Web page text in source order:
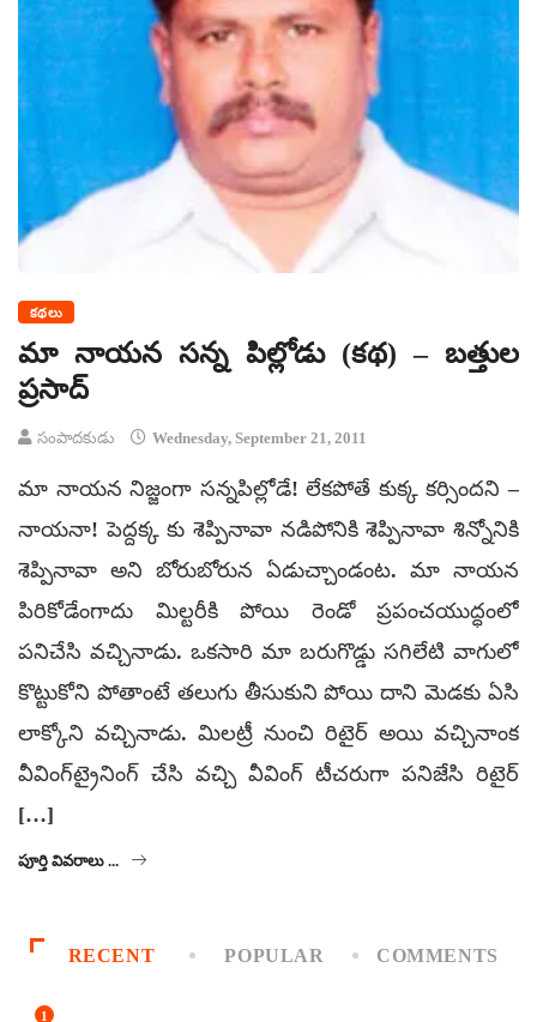
కథలు
మా నాయన సన్న పిల్లోడు (కథ) – బత్తుల
ప్రసాద్
సంపాదకుడు Wednesday, September 21, 2011
మా నాయన నిజ్జంగా సన్నపిల్లోడే! లేకపోతే కుక్క కర్సిందని –
నాయనా! పెద్దక్క కు శెప్పినావా నడిపోనికి శెప్పినావా శిన్నోనికి
శెప్పినావా అని బోరుబోరున ఏడుచ్చాండంట. మా నాయన
పిరికోడేంగాదు మిల్టరీకి పోయి రెండో ప్రపంచయుద్ధంలో
పనిచేసి వచ్చినాడు. ఒకసారి మా బరుగొడ్డు సగిలేటి వాగులో
కొట్టుకోని పోతాంటే తలుగు తీసుకుని పోయి దాని మెడకు ఏసి
లాక్కోని వచ్చినాడు. మిలట్రీ నుంచి రిటైర్‌ అయి వచ్చినాంక
వీవింగ్‌ట్రైనింగ్‌ చేసి వచ్చి వీవింగ్‌ టీచరుగా పనిజేసి రిటైర్‌
[…]
పూర్తి వివరాలు ...
RECENT POPULAR COMMENTS
1